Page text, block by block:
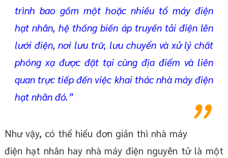
trình bao gồm một hoặc nhiều tổ máy điện
hạt nhân, hệ thống biến áp truyền tải điện lên
lưới điện, nơi lưu trữ, lưu chuyển và xử lý chất
phóng xạ được đặt tại cùng địa điểm và liên
quan trực tiếp đến việc khai thác nhà máy điện
hạt nhân đó.”
Như vậy, có thể hiểu đơn giản thì nhà máy
điện hạt nhân hay nhà máy điện nguyên tử là một